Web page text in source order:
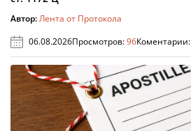
Автор:Лента от Протокола
06.08.2026Просмотров:96Коментарии: